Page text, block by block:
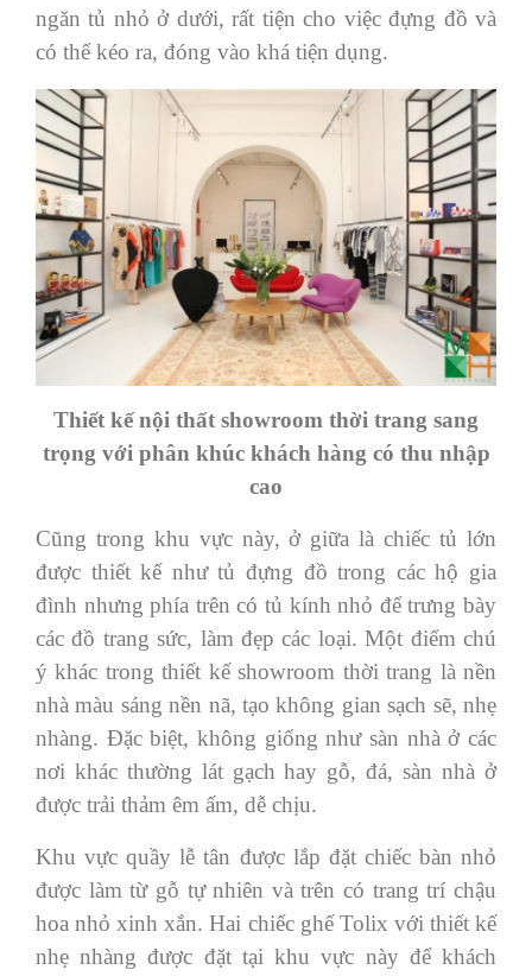
ngăn tủ nhỏ ở dưới, rất tiện cho việc đựng đồ và
có thể kéo ra, đóng vào khá tiện dụng.
Thiết kế nội thất showroom thời trang sang
trọng với phân khúc khách hàng có thu nhập
cao
Cũng trong khu vực này, ở giữa là chiếc tủ lớn
được thiết kế như tủ đựng đồ trong các hộ gia
đình nhưng phía trên có tủ kính nhỏ để trưng bày
các đồ trang sức, làm đẹp các loại. Một điểm chú
ý khác trong thiết kế showroom thời trang là nền
nhà màu sáng nền nã, tạo không gian sạch sẽ, nhẹ
nhàng. Đặc biệt, không giống như sàn nhà ở các
nơi khác thường lát gạch hay gỗ, đá, sàn nhà ở
được trải thảm êm ấm, dễ chịu.
Khu vực quầy lễ tân được lắp đặt chiếc bàn nhỏ
được làm từ gỗ tự nhiên và trên có trang trí chậu
hoa nhỏ xinh xắn. Hai chiếc ghế Tolix với thiết kế
nhẹ nhàng được đặt tại khu vực này để khách